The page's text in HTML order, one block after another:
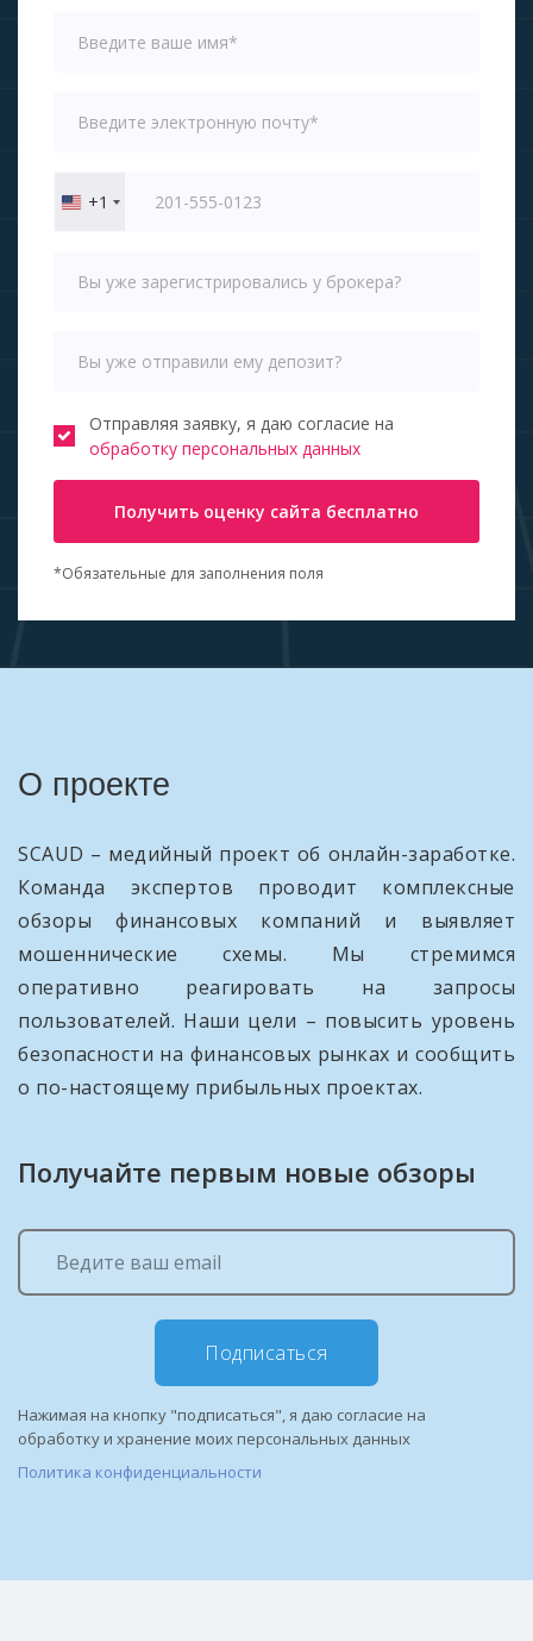
United
+1
Отправляя заявку, я даю согласие на
обработку персональных данных
Получить оценку сайта бесплатно
*Обязательные для заполнения поля
О проекте
SCAUD – медийный проект об онлайн-заработке.
Команда экспертов проводит комплексные
обзоры финансовых компаний и выявляет
мошеннические схемы. Мы стремимся
оперативно реагировать на запросы
пользователей. Наши цели – повысить уровень
безопасности на финансовых рынках и сообщить
о по-настоящему прибыльных проектах.
Получайте первым новые обзоры
Подписаться
Нажимая на кнопку "подписаться", я даю согласие на
обработку и хранение моих персональных данных
Политика конфиденциальности